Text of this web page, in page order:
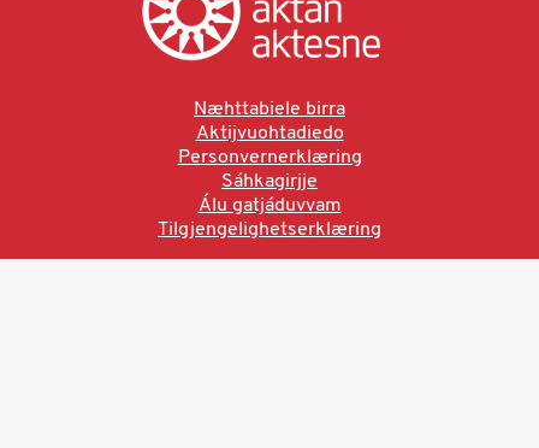
Næhttabiele birra
Aktijvuohtadiedo
Personvernerklæring
Sáhkagirjje
Álu gatjáduvvam
Tilgjengelighetserklæring